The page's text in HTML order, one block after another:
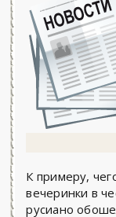
К примеру,
вечеринки в
русиано